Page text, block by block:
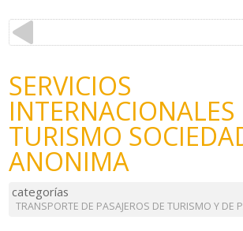
SERVICIOS
INTERNACIONALES
TURISMO
ANONIMA
categorías
TRANSPORTE DE PASAJEROS DE TURISMO Y DE